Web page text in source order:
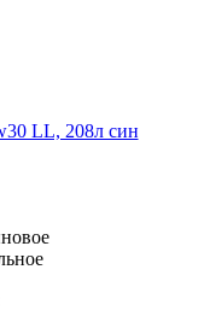
LL, 208л син